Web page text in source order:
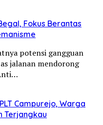
Fokus Berantas
potensi gangguan
jalanan mendorong
Campurejo, Warga
Terjangkau